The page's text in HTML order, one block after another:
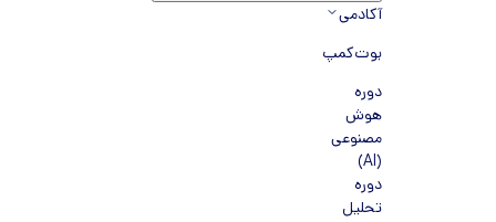
آکادمی
بوت‌کمپ
دوره
هوش
مصنوعی
(AI)
دوره
تحلیل